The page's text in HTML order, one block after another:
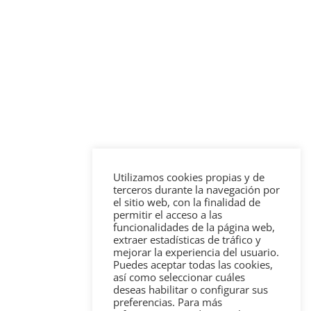
Utilizamos cookies propias y de
terceros durante la navegación por
el sitio web, con la finalidad de
permitir el acceso a las
funcionalidades de la página web,
extraer estadísticas de tráfico y
mejorar la experiencia del usuario.
Puedes aceptar todas las cookies,
así como seleccionar cuáles
deseas habilitar o configurar sus
preferencias. Para más